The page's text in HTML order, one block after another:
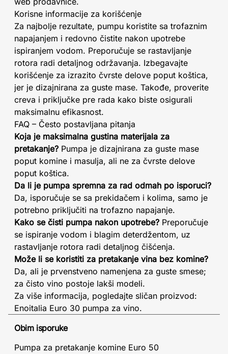
Korisne informacije za korišćenje
Za najbolje rezultate, pumpu koristite sa trofaznim
napajanjem i redovno čistite nakon upotrebe
ispiranjem vodom. Preporučuje se rastavljanje
rotora radi detaljnog održavanja. Izbegavajte
korišćenje za izrazito čvrste delove poput koštica,
jer je dizajnirana za guste mase. Takođe, proverite
creva i priključke pre rada kako biste osigurali
maksimalnu efikasnost.
FAQ – Često postavljana pitanja
Koja je maksimalna gustina materijala za
pretakanje? Pumpa je dizajnirana za guste mase
poput komine i masulja, ali ne za čvrste delove
poput koštica.
Da li je pumpa spremna za rad odmah po isporuci?
Da, isporučuje se sa prekidačem i kolima, samo je
potrebno priključiti na trofazno napajanje.
Kako se čisti pumpa nakon upotrebe? Preporučuje
se ispiranje vodom i blagim deterdžentom, uz
rastavljanje rotora radi detaljnog čišćenja.
Može li se koristiti za pretakanje vina bez komine?
Da, ali je prvenstveno namenjena za guste smese;
za čisto vino postoje lakši modeli.
Za više informacija, pogledajte sličan proizvod:
Enoitalia Euro 30 pumpa za vino.
Obim isporuke
Pumpa za pretakanje komine Euro 50